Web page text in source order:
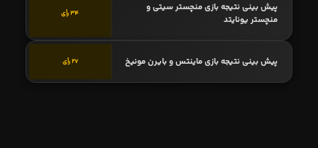
پیش بینی نتیجه بازی منچستر سیتی و
منچستر یونایتد
34 رأی
پیش بینی نتیجه بازی ماینتس و بایرن مونیخ 27 رأی